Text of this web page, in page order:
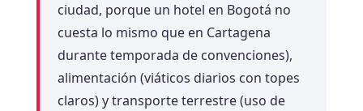
ciudad, porque un hotel en Bogotá no
cuesta lo mismo que en Cartagena
durante temporada de convenciones),
alimentación (viáticos diarios con topes
claros) y transporte terrestre (uso de